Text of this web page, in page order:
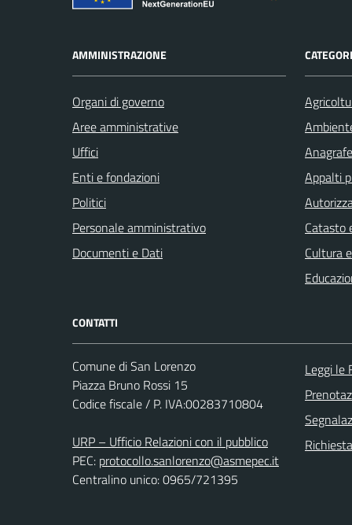
AMMINISTRAZIONE
Organi di governo
Aree amministrative
Uffici
Enti e fondazioni
Politici
Personale amministrativo
Documenti e Dati
Appalti
Catasto
Cultura
CONTATTI
Comune di San Lorenzo
Piazza Bruno Rossi 15
Codice fiscale / P. IVA:00283710804
URP – Ufficio Relazioni con il pubblico
PEC: protocollo.sanlorenzo@asmepec.it
Centralino unico: 0965/721395
Leggi le